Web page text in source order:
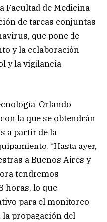
Facultad de Medicina
de tareas conjuntas
que pone de
y la colaboración
y la vigilancia
Orlando
la que se obtendrán
a partir de la
“Hasta ayer,
a Buenos Aires y
tendremos
horas, lo que
para el monitoreo
propagación del